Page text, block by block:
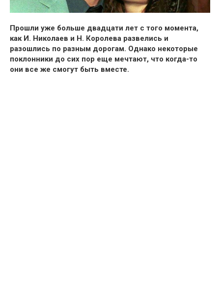
Прошли уже больше двадцати лет с того момента,
как И. Николаев и Н. Королева развелись и
разошлись по разным дорогам. Однако некоторые
поклонники до сих пор еще мечтают, что когда-то
они все же смогут быть вместе.